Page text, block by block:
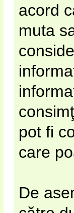
acord
muta
pot fi
care
De